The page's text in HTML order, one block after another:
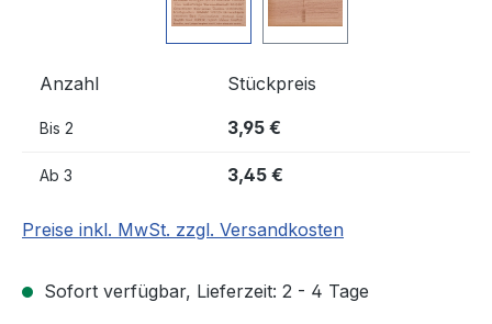
Anzahl Stückpreis
Bis 2 3,95 €
Ab 3 3,45 €
Preise inkl. MwSt. zzgl. Versandkosten
Sofort verfügbar, Lieferzeit: 2 - 4 Tage